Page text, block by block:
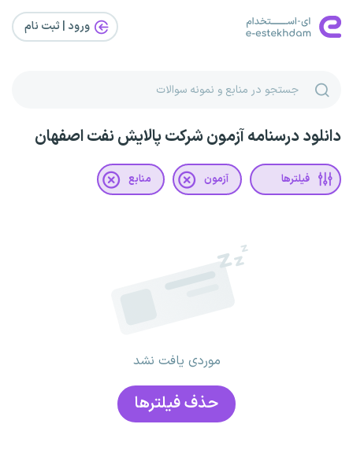
ورود | ثبت‌ نام
دانلود درسنامه آزمون شرکت پالایش نفت اصفهان
فیلترها آزمون منابع
موردی یافت نشد
حذف فیلتر‌ها